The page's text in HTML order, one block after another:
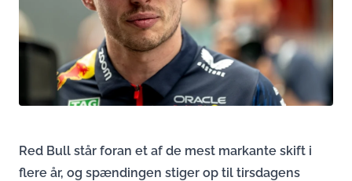
Red Bull står foran et af de mest markante skift i
flere år, og spændingen stiger op til tirsdagens